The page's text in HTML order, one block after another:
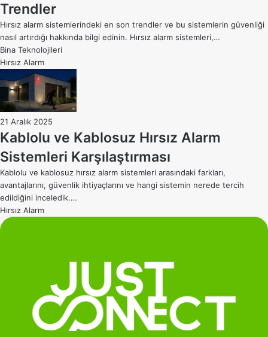
Trendler
Hırsız alarm sistemlerindeki en son trendler ve bu sistemlerin güvenliği
nasıl artırdığı hakkında bilgi edinin. Hırsız alarm sistemleri,…
Bina Teknolojileri
Hırsız Alarm
21 Aralık 2025
Kablolu ve Kablosuz Hırsız Alarm
Sistemleri Karşılaştırması
Kablolu ve kablosuz hırsız alarm sistemleri arasındaki farkları,
avantajlarını, güvenlik ihtiyaçlarını ve hangi sistemin nerede tercih
edildiğini inceledik.…
Hırsız Alarm